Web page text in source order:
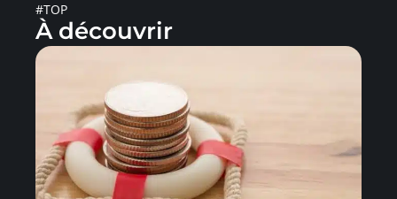
#TOP
À découvrir